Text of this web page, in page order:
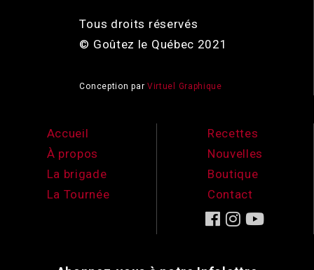
Tous droits réservés
© Goûtez le Québec 2021
Conception par Virtuel Graphique
Accueil
À propos
La brigade
La Tournée
Recettes
Nouvelles
Boutique
Contact